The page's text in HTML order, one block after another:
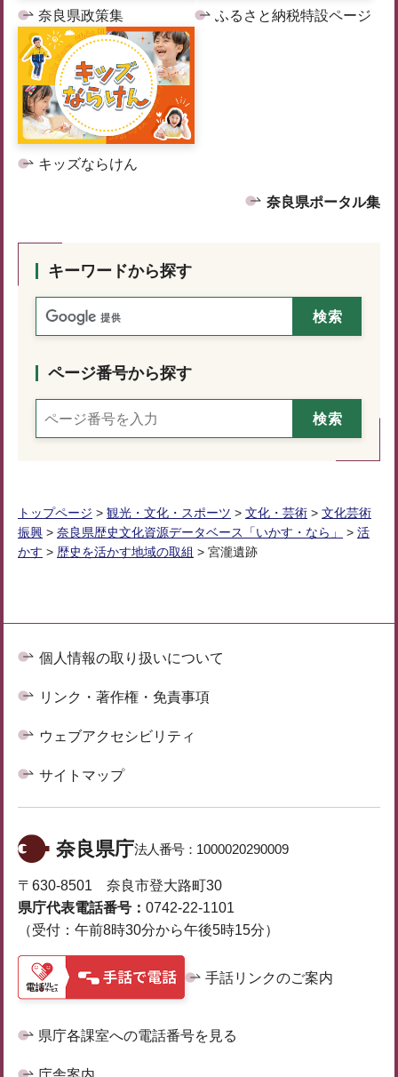
奈良県政策集 ふるさと納税特設ページ
キッズならけん
奈良県ポータル集
キーワードから探す
ページ番号から探す
トップページ > 観光・文化・スポーツ > 文化・芸術 > 文化芸術
振興 > 奈良県歴史文化資源データベース「いかす・なら」 > 活
かす > 歴史を活かす地域の取組 > 宮瀧遺跡
個人情報の取り扱いについて
リンク・著作権・免責事項
ウェブアクセシビリティ
サイトマップ
奈良県庁法人番号： 1000020290009
〒630-8501 奈良市登大路町30
県庁代表電話番号： 0742-22-1101
（受付：午前8時30分から午後5時15分）
手話リンクのご案内
県庁各課室への電話番号を見る